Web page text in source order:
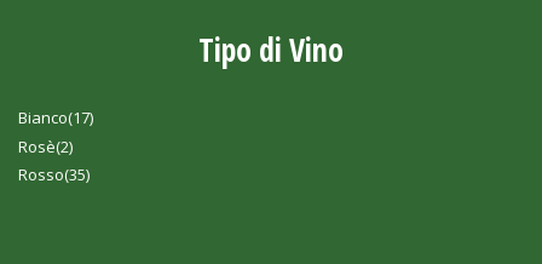
Tipo di Vino
Bianco(17)
Rosè(2)
Rosso(35)